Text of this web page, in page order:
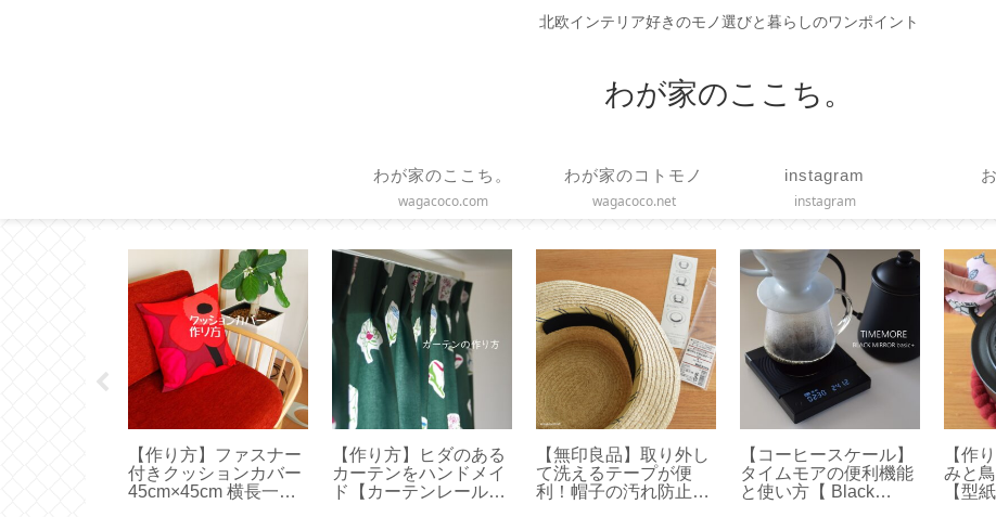
北欧インテリア好きのモノ選びと暮らしのワンポイント
わが家のここち。
わが家のここち。
wagacoco.com
わが家のコトモノ
wagacoco.net
instagram
instagram
【作り方】枕カバーは
直線縫いで簡単ハンド
メイド【 43cm×63cm
【オキシクリーン】ア
メリカ版使ってみまし
た！日本版との違い
【 VAKUEN 】使いや
すいサイズはどれ？容
器と水切りトレイのサ
【HARIO】水出しコー
ヒーの作り方とお茶用
ボトルとの違い【ハリ
【バ
エル
ポリ